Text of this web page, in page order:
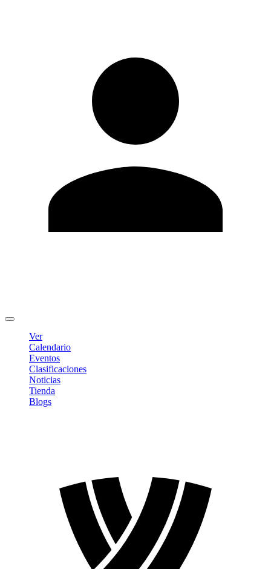
Ver
Calendario
Eventos
Clasificaciones
Noticias
Tienda
Blogs